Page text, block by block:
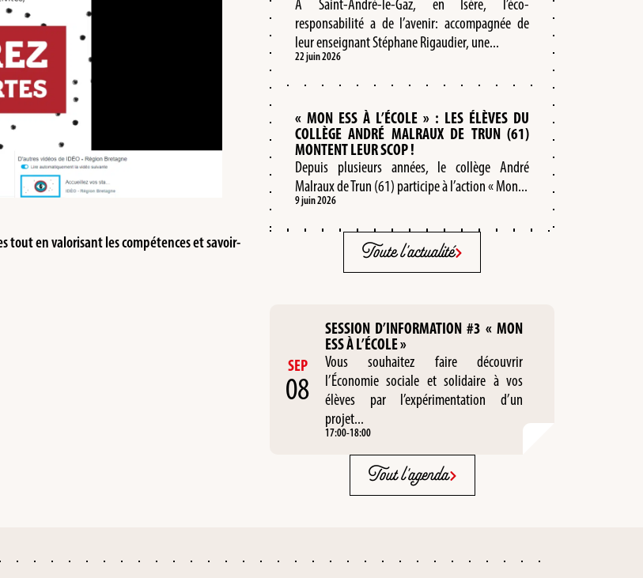
tout en valorisant les compétences et savoir-
responsabilité a de l’avenir: accompagnée de
leur enseignant Stéphane Rigaudier, une...
22 juin 2026
« MON ESS À L’ÉCOLE » : LES ÉLÈVES DU
COLLÈGE ANDRÉ MALRAUX DE TRUN (61)
MONTENT LEUR SCOP !
Depuis plusieurs années, le collège André
Malraux de Trun (61) participe à l’action « Mon...
9 juin 2026
Toute l'actualité
SEP
08
SESSION D’INFORMATION #3 « MON
ESS À L’ÉCOLE »
Vous souhaitez faire découvrir
l’Économie sociale et solidaire à vos
élèves par l’expérimentation d’un
projet...
17:00-18:00
Tout l'agenda